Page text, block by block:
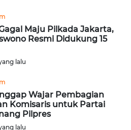
Maju Pilkada Jakarta,
Resmi Didukung 15
lalu
Wajar Pembagian
Komisaris untuk Partai
Pilpres
lalu